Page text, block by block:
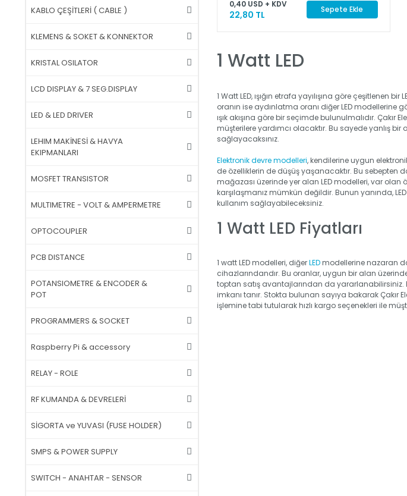
KABLO ÇEŞİTLERİ ( CABLE )
KLEMENS & SOKET & KONNEKTOR
KRISTAL OSILATOR
LCD DISPLAY & 7 SEG.DISPLAY
LED & LED DRIVER
LEHIM MAKİNESİ & HAVYA
EKIPMANLARI
MOSFET TRANSISTOR
MULTIMETRE - VOLT & AMPERMETRE
OPTOCOUPLER
PCB DISTANCE
POTANSIOMETRE & ENCODER &
POT
PROGRAMMERS & SOCKET
Raspberry Pi & accessory
RELAY - ROLE
RF KUMANDA & DEVRELERİ
SİGORTA ve YUVASI (FUSE HOLDER)
SMPS & POWER SUPPLY
SWITCH - ANAHTAR - SENSOR
0,40 USD + KDV
22,80 TL Sepete Ekle
1 Watt LED
1 Watt LED, ışığın etrafa yayılışına göre çeşitlenen
oranın ise aydınlatma oranı diğer LED
ışık akışına göre bir seçimde bulunulmalıdır.
müşterilere yardımcı olacaktır. Bu sayede yanlış
sağlayacaksınız.
Elektronik devre modelleri, kendilerine uygun
de özelliklerin de düşüş yaşanacaktır. Bu sebepten
mağazası üzerinde yer alan LED modelleri, var olan
karşılaşmanız mümkün değildir. Bunun yanında,
kullanım sağlayabileceksiniz.
1 Watt LED Fiyatları
1 watt LED modelleri, diğerLEDmodellerine nazaran
cihazlarındandır. Bu oranlar, uygun bir alan
toptan satış avantajlarından da yararlanabilirsiniz.
imkanı tanır. Stokta bulunan sayıya bakarak Çakır
işlemine tabi tutularak hızlı kargo seçenekleri ile